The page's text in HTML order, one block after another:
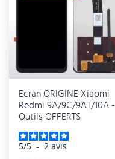
Ecran ORIGINE Xiaomi
Redmi 9A/9C/9AT/10A -
Outils OFFERTS
5/5 - 2 avis